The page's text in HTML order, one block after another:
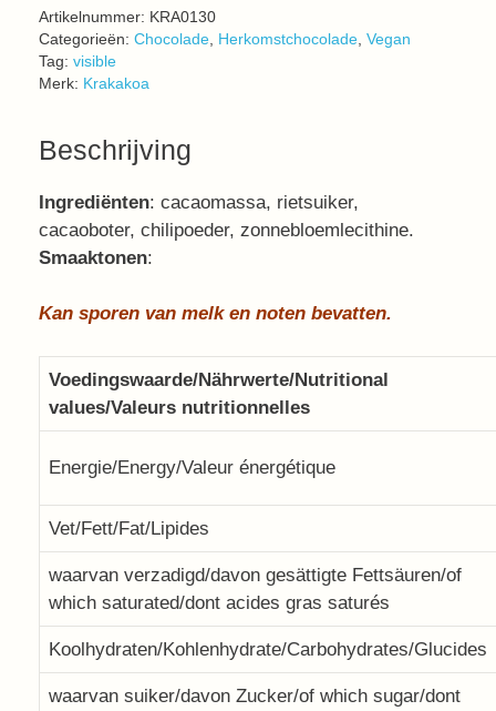
Artikelnummer: KRA0130
Categorieën: Chocolade Herkomstchocolade Vegan
Tag: visible
Merk: Krakakoa
Beschrijving
Ingrediënten: cacaomassa, rietsuiker,
cacaoboter, chilipoeder, zonnebloemlecithine.
Smaaktonen:
Kan sporen van melk en noten bevatten.
Voedingswaarde/Nährwerte/Nutritional
values/Valeurs nutritionnelles
Energie/Energy/Valeur énergétique
Vet/Fett/Fat/Lipides
waarvan verzadigd/davon gesättigte Fettsäuren/of
which saturated/dont acides gras saturés
Koolhydraten/Kohlenhydrate/Carbohydrates/Glucides
waarvan suiker/davon Zucker/of which sugar/dont